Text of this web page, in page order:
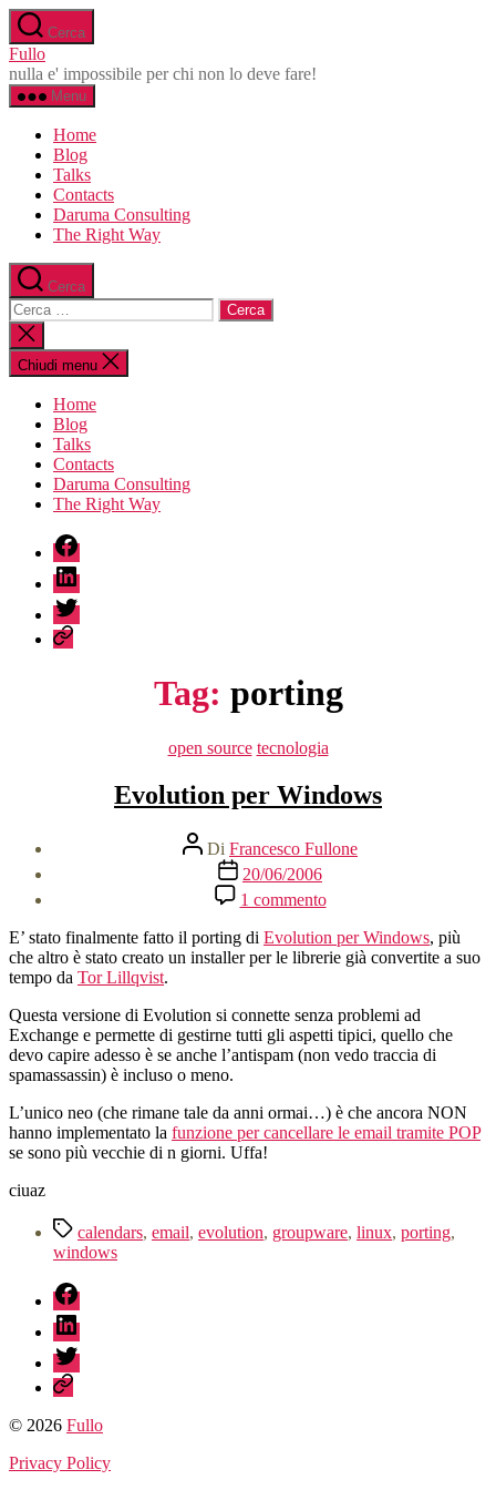
Salta
al
contenuto
Cerca
Fullo
nulla e' impossibile per chi non lo deve fare!
Menu
Home
Blog
Talks
Contacts
Daruma Consulting
The Right Way
Cerca
Cerca:
Chiudi
la
ricerca
Chiudi menu
Home
Blog
Talks
Contacts
Daruma Consulting
The Right Way
fb
linkedin
twitter
sessionize
Tag: porting
Categorie
open source tecnologia
Evolution per Windows
Autore
articolo
Di Francesco Fullone
Data
dell'articolo
20/06/2006
1 commentosu
Evolution
per
Windows
E’ stato finalmente fatto il porting di Evolution per Windows, più
che altro è stato creato un installer per le librerie già convertite a suo
tempo da Tor Lillqvist.
Questa versione di Evolution si connette senza problemi ad
Exchange e permette di gestirne tutti gli aspetti tipici, quello che
devo capire adesso è se anche l’antispam (non vedo traccia di
spamassassin) è incluso o meno.
L’unico neo (che rimane tale da anni ormai…) è che ancora NON
hanno implementato la funzione per cancellare le email tramite POP
se sono più vecchie di n giorni. Uffa!
ciuaz
Tag calendars, email, evolution, groupware, linux, porting,
windows
fb
linkedin
twitter
sessionize
© 2026 Fullo
Privacy Policy